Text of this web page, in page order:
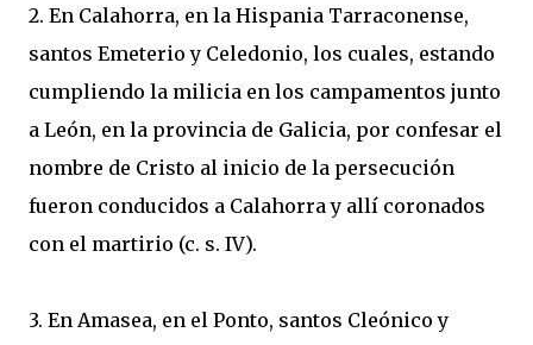
2. En Calahorra, en la Hispania Tarraconense,
santos Emeterio y Celedonio, los cuales, estando
cumpliendo la milicia en los campamentos junto
a León, en la provincia de Galicia, por confesar el
nombre de Cristo al inicio de la persecución
fueron conducidos a Calahorra y allí coronados
con el martirio (c. s. IV).
3. En Amasea, en el Ponto, santos Cleónico y